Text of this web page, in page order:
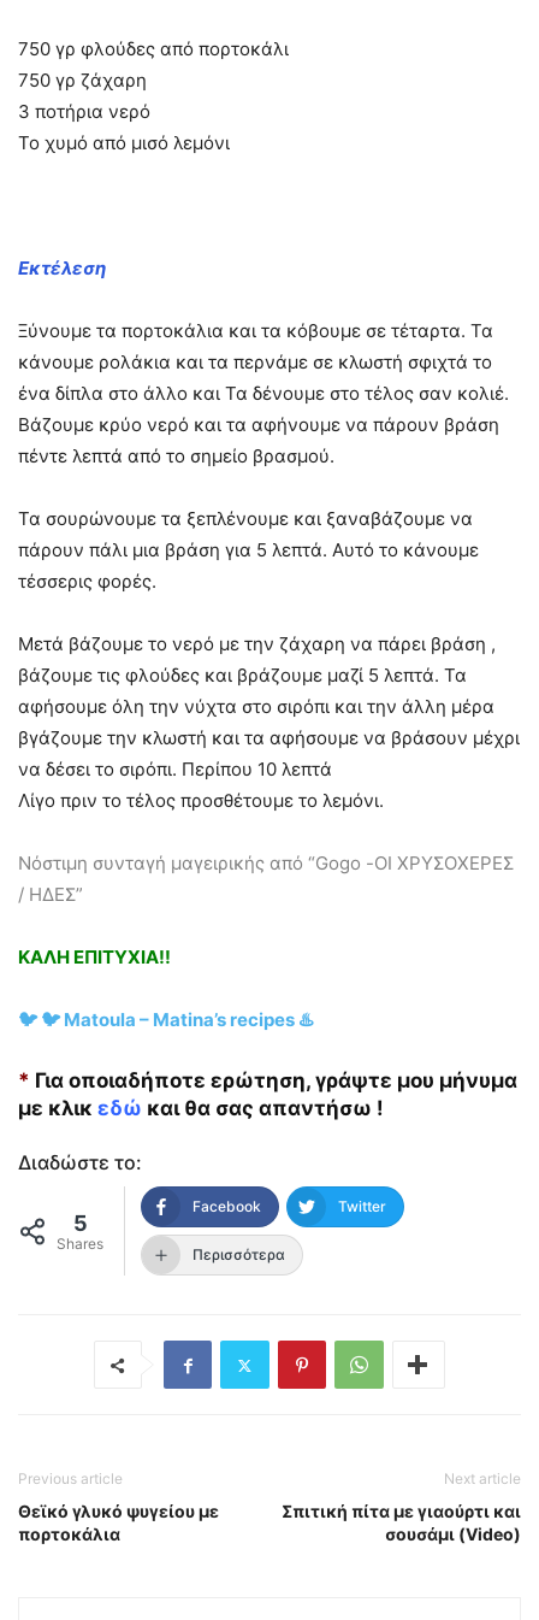
750 γρ φλούδες από πορτοκάλι
750 γρ ζάχαρη
3 ποτήρια νερό
Το χυμό από μισό λεμόνι
Εκτέλεση
Ξύνουμε τα πορτοκάλια και τα κόβουμε σε τέταρτα. Τα
κάνουμε ρολάκια και τα περνάμε σε κλωστή σφιχτά το
ένα δίπλα στο άλλο και Τα δένουμε στο τέλος σαν κολιέ.
Βάζουμε κρύο νερό και τα αφήνουμε να πάρουν βράση
πέντε λεπτά από το σημείο βρασμού.
Τα σουρώνουμε τα ξεπλένουμε και ξαναβάζουμε να
πάρουν πάλι μια βράση για 5 λεπτά. Αυτό το κάνουμε
τέσσερις φορές.
Μετά βάζουμε το νερό με την ζάχαρη να πάρει βράση ,
βάζουμε τις φλούδες και βράζουμε μαζί 5 λεπτά. Τα
αφήσουμε όλη την νύχτα στο σιρόπι και την άλλη μέρα
βγάζουμε την κλωστή και τα αφήσουμε να βράσουν μέχρι
να δέσει το σιρόπι. Περίπου 10 λεπτά
Λίγο πριν το τέλος προσθέτουμε το λεμόνι.
Νόστιμη συνταγή μαγειρικής από “Gogo -ΟΙ ΧΡΥΣΟΧΕΡΕΣ
/ ΗΔΕΣ”
ΚΑΛΗ ΕΠΙΤΥΧΙΑ!!
🐦 🐦 Matoula – Matina’s recipes ♨️
* Για οποιαδήποτε ερώτηση, γράψτε μου μήνυμα
με κλικ εδώ και θα σας απαντήσω !
Διαδώστε το:
5
Shares
Facebook Twitter
Περισσότερα
Previous article
Θεϊκό γλυκό ψυγείου με
πορτοκάλια
Next article
Σπιτική πίτα με γιαούρτι και
σουσάμι (Video)